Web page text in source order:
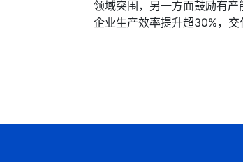
领域突围，另一方面鼓励有产
企业生产效率提升超30%，